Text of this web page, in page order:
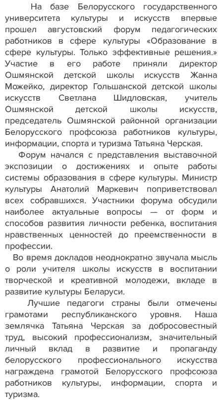
На базе Белорусского государственного
университета культуры и искусств впервые
прошел августовский форум педагогических
работников в сфере культуры «Образование в
сфере культуры. Только эффективные решения.»
Участие в его работе приняли директор
Ошмянской детской школы искусств Жанна
Можейко, директор Гольшанской детской школы
искусств Светлана Шидловская, учитель
Ошмянской детской школы искусств,
председатель Ошмянской районной организации
Белорусского профсоюза работников культуры,
информации, спорта и туризма Татьяна Черская.
Форум начался с представления выставочной
экспозиции о достижениях и опыте работы
системы образования в сфере культуры. Министр
культуры Анатолий Маркевич поприветствовал
всех собравшихся. Участники форума обсудили
наиболее актуальные вопросы — от форм и
способов развития личности ребенка, воспитания
нравственных ценностей до преемственности в
профессии.
Во время докладов неоднократно звучала мысль
о роли учителя школы искусств в воспитании
творческой и креативной молодежи, вкладе в
развитие культуры Беларуси.
Лучшие педагоги страны были отмечены
грамотами республиканского уровня. Наша
землячка Татьяна Черская за добросовестный
труд, высокий профессионализм, значительный
личный вклад в развитие и пропаганду
белорусского профессионального искусства
награждена грамотой Белорусского профсоюза
работников культуры, информации, спорта и
туризма.